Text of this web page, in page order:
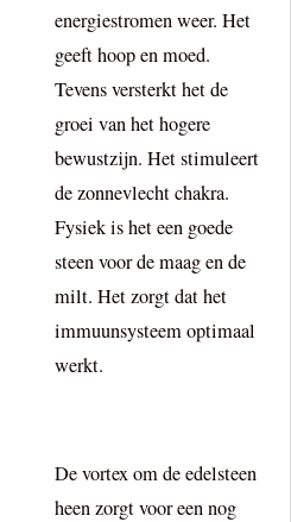
energiestromen weer. Het
geeft hoop en moed.
Tevens versterkt het de
groei van het hogere
bewustzijn. Het stimuleert
de zonnevlecht chakra.
Fysiek is het een goede
steen voor de maag en de
milt. Het zorgt dat het
immuunsysteem optimaal
werkt.
De vortex om de edelsteen
heen zorgt voor een nog